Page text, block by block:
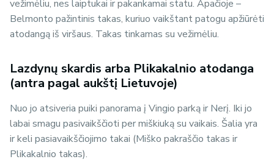
vežimėliu, nes laiptukai ir pakankamai statu. Apačioje –
Belmonto pažintinis takas, kuriuo vaikštant patogu apžiūrėti
atodangą iš viršaus. Takas tinkamas su vežimėliu.
Lazdynų skardis arba Plikakalnio atodanga
(antra pagal aukštį Lietuvoje)
Nuo jo atsiveria puiki panorama į Vingio parką ir Nerį. Iki jo
labai smagu pasivaikščioti per miškiuką su vaikais. Šalia yra
ir keli pasiavaikščiojimo takai (Miško pakraščio takas ir
Plikakalnio takas).